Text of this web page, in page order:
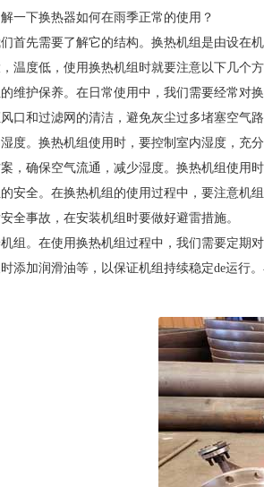
一下换热器如何在雨季正常的使用？
首先需要了解它的结构。换热机组是由设在
温度低，使用换热机组时就要注意以下几个
维护保养。在日常使用中，我们需要经常对
口和过滤网的清洁，避免灰尘过多堵塞空气
度。换热机组使用时，要控制室内湿度，充
，确保空气流通，减少湿度。换热机组使用
安全。在换热机组的使用过程中，要注意机
全事故，在安装机组时要做好避雷措施。
组。在使用换热机组过程中，我们需要定期
添加润滑油等，以保证机组持续稳定de运行